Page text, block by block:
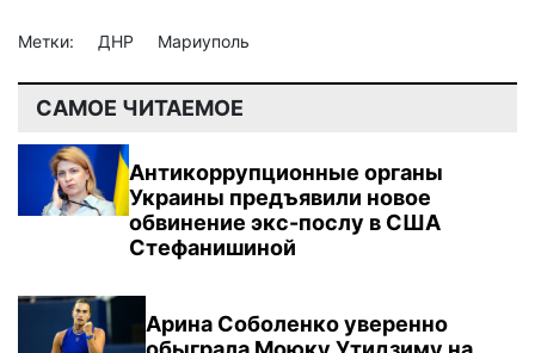
Метки: ДНР Мариуполь
САМОЕ ЧИТАЕМОЕ
Антикоррупционные органы
Украины предъявили новое
обвинение экс-послу в США
Стефанишиной
Арина Соболенко уверенно